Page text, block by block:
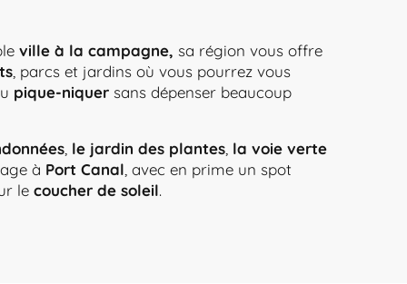
AIRES DE PIQUE-
ville à la campagne, sa région vous offre
, parcs et jardins où vous pourrez vous
pique-niquer sans dépenser beaucoup
, le jardin des plantes, la voie verte
à Port Canal, avec en prime un spot
le coucher de soleil.